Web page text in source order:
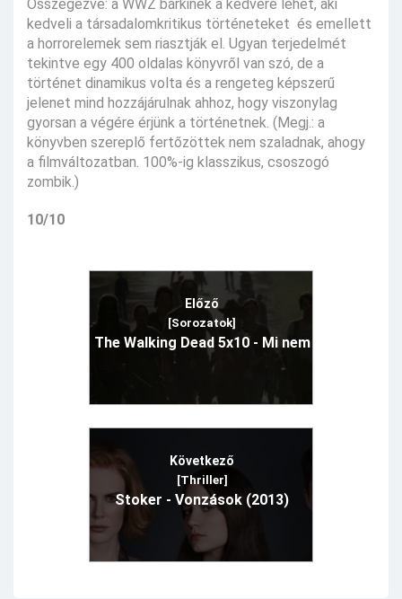
Összegezve: a WWZ bárkinek a kedvére lehet, aki
kedveli a társadalomkritikus történeteket és emellett
a horrorelemek sem riasztják el. Ugyan terjedelmét
tekintve egy 400 oldalas könyvről van szó, de a
történet dinamikus volta és a rengeteg képszerű
jelenet mind hozzájárulnak ahhoz, hogy viszonylag
gyorsan a végére érjünk a történetnek. (Megj.: a
könyvben szereplő fertőzöttek nem szaladnak, ahogy
a filmváltozatban. 100%-ig klasszikus, csoszogó
zombik.)
10/10
Előző
[Sorozatok]
The Walking Dead 5x10 - Mi nem
Következő
[Thriller]
Stoker - Vonzások (2013)